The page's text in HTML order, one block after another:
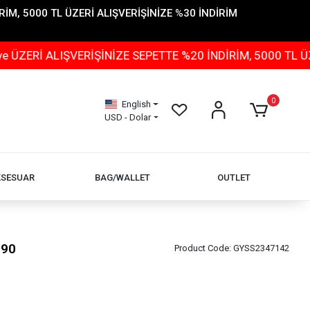
5000 TL ÜZERİ ALIŞVERİŞİNİZE %30 İNDİRİM
SEPETTE %20 İNDİRİM, 5000 TL ÜZERİ
English
USD - Dolar
0
BAG/WALLET OUTLET
Product Code: GYSS2347142